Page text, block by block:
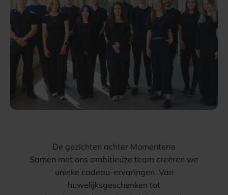
De gezichten achter Momenterie
Samen met ons ambitieuze team creëren we
unieke cadeau-ervaringen. Van
huwelijksgeschenken tot